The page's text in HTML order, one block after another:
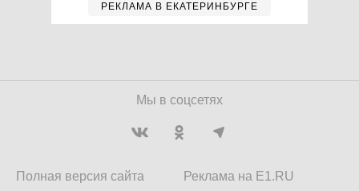
РЕКЛАМА В ЕКАТЕРИНБУРГЕ
Мы в соцсетях
Полная версия сайта
Реклама на E1.RU